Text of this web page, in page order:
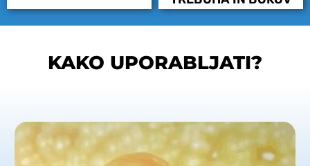
KAKO UPORABLJATI?